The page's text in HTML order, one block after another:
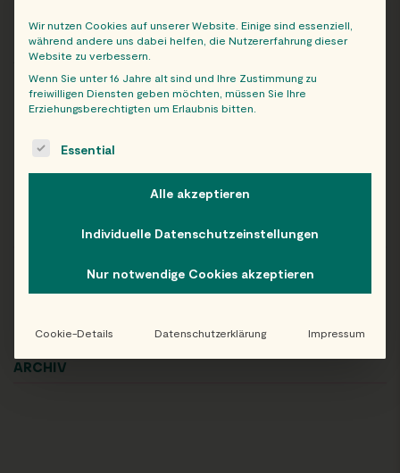
SPAR FISCHAUERGASSE 58B 2700 WIENER
NEUSTADT
ARCHIV
Wir nutzen Cookies auf unserer Website. Einige sind essenziell,
während andere uns dabei helfen, die Nutzererfahrung dieser
Website zu verbessern.
Wenn Sie unter 16 Jahre alt sind und Ihre Zustimmung zu
freiwilligen Diensten geben möchten, müssen Sie Ihre
Erziehungsberechtigten um Erlaubnis bitten.
The following is a list of service groups for which consent
Essential
Alle akzeptieren
Individuelle Datenschutzeinstellungen
Nur notwendige Cookies akzeptieren
Cookie-Details Datenschutzerklärung Impressum